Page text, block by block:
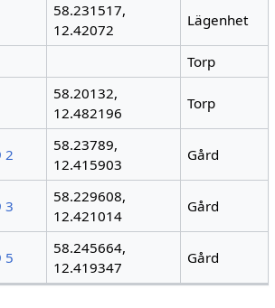
58.231517,
12.42072
Lägenhet
Torp
58.20132,
12.482196
Torp
2
58.23789,
12.415903
Gård
3
58.229608,
12.421014
Gård
5
58.245664,
12.419347
Gård